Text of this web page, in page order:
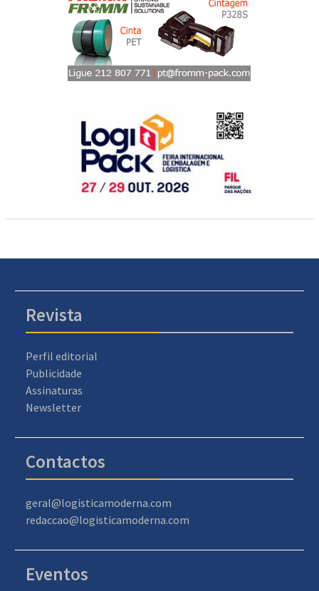
Revista
Perfil editorial
Publicidade
Assinaturas
Newsletter
Contactos
geral@logisticamoderna.com
redaccao@logisticamoderna.com
Eventos